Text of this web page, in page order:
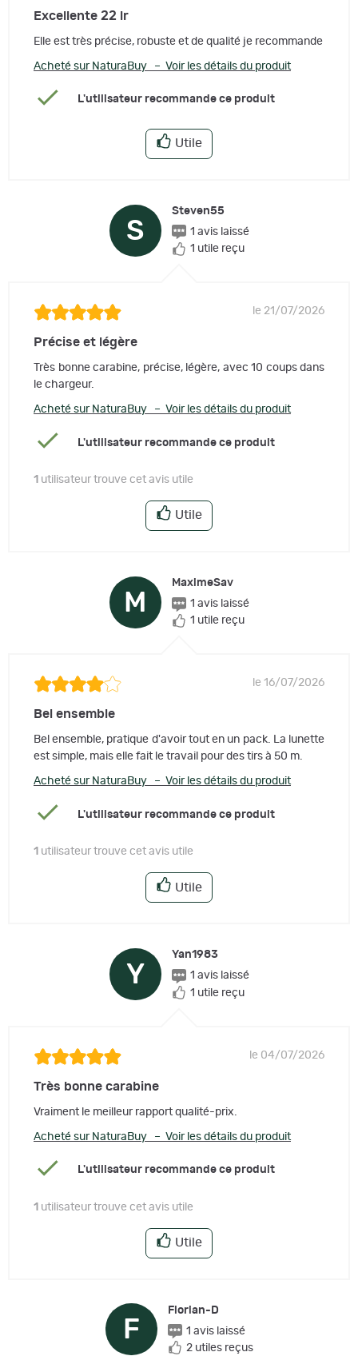
Excellente 22 lr
Elle est très précise, robuste et de qualité je recommande
Acheté sur NaturaBuy – Voir les détails du produit
L'utilisateur recommande ce produit
Utile
S
Steven55
1 avis laissé
1 utile reçu
le 21/07/2026
Précise et légère
Très bonne carabine, précise, légère, avec 10 coups dans
le chargeur.
Acheté sur NaturaBuy – Voir les détails du produit
L'utilisateur recommande ce produit
1 utilisateur trouve cet avis utile
Utile
M
MaximeSav
1 avis laissé
1 utile reçu
le 16/07/2026
Bel ensemble
Bel ensemble, pratique d'avoir tout en un pack. La lunette
est simple, mais elle fait le travail pour des tirs à 50 m.
Acheté sur NaturaBuy – Voir les détails du produit
L'utilisateur recommande ce produit
1 utilisateur trouve cet avis utile
Utile
Y
Yan1983
1 avis laissé
1 utile reçu
le 04/07/2026
Très bonne carabine
Vraiment le meilleur rapport qualité-prix.
Acheté sur NaturaBuy – Voir les détails du produit
L'utilisateur recommande ce produit
1 utilisateur trouve cet avis utile
Utile
F
Florian-D
1 avis laissé
2 utiles reçus